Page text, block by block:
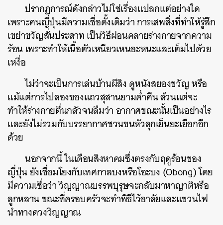
ปรากฏการณ์ดังกล่าวไม่ใช่เรื่องแปลกแต่อย่างใด
เพราะคนญี่ปุ่นมีความเชื่อดั้งเดิมว่า การเสพสิ่งที่ทำให้รู้สึก
เขย่าขวัญสั่นประสาท เป็นวิธีผ่อนคลายร่างกายจากความ
ร้อน เพราะทำให้เนื้อตัวเหนียวเหนอะหนะและเต็มไปด้วย
เหงื่อ
ไม่ว่าจะเป็นการเล่นบ้านผีสิง ดูหนังสยองขวัญ หรือ
แม้แต่การไปลองของแถวสุสานยามค่ำคืน ล้วนแต่จะ
ทำให้ร่างกายตื่นกลัวจนลืมว่า อากาศขณะนั้นเป็นอย่างไร
และยังไม่รวมกับบรรยากาศชวนขนหัวลุกเย็นยะเยือกอีก
ด้วย
นอกจากนี้ ในเดือนสิงหาคมซึ่งตรงกับฤดูร้อนของ
ญี่ปุ่น ยังเชื่อมโยงกับเทศกาลบงหรือโอะบง (Obong) โดย
มีความเชื่อว่า วิญญาณบรรพบุรุษจะกลับมาหาญาติหรือ
ลูกหลาน ขณะที่ครอบครัวจะทำพิธีไว้อาลัยและแขวนไฟ
นำทางดวงวิญญาณ